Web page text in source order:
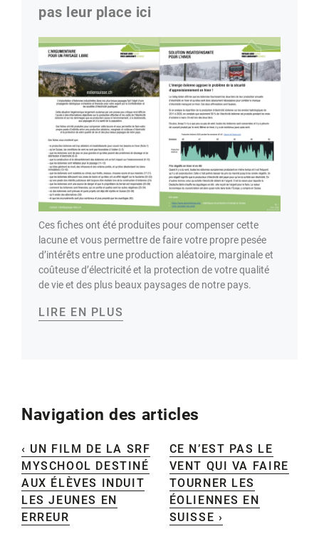
pas leur place ici
Ces fiches ont été produites pour compenser cette
lacune et vous permettre de faire votre propre pesée
d’intérêts entre une production aléatoire, marginale et
coûteuse d’électricité et la protection de votre qualité
de vie et des plus beaux paysages de notre pays.
LIRE EN PLUS
Navigation des articles
‹ UN FILM DE LA SRF
MYSCHOOL DESTINÉ
AUX ÉLÈVES INDUIT
LES JEUNES EN
ERREUR
CE N’EST PAS LE
VENT QUI VA FAIRE
TOURNER LES
ÉOLIENNES EN
SUISSE ›